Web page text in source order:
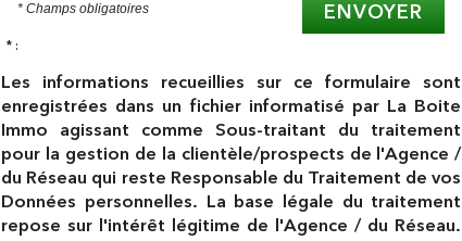
* Champs obligatoires ENVOYER
* :
Les informations recueillies sur ce formulaire sont
enregistrées dans un fichier informatisé par La Boite
Immo agissant comme Sous-traitant du traitement
pour la gestion de la clientèle/prospects de l'Agence /
du Réseau qui reste Responsable du Traitement de vos
Données personnelles. La base légale du traitement
repose sur l'intérêt légitime de l'Agence / du Réseau.